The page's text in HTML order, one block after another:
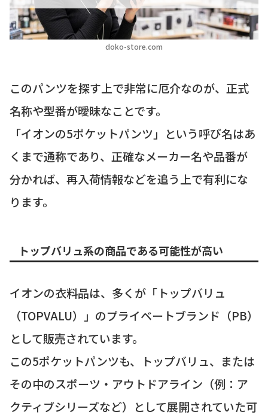
doko-store.com
このパンツを探す上で非常に厄介なのが、正式
名称や型番が曖昧なことです。
「イオンの5ポケットパンツ」という呼び名はあ
くまで通称であり、正確なメーカー名や品番が
分かれば、再入荷情報などを追う上で有利にな
ります。
トップバリュ系の商品である可能性が高い
イオンの衣料品は、多くが「トップバリュ
（TOPVALU）」のプライベートブランド（PB）
として販売されています。
この5ポケットパンツも、トップバリュ、または
その中のスポーツ・アウトドアライン（例：ア
クティブシリーズなど）として展開されていた可